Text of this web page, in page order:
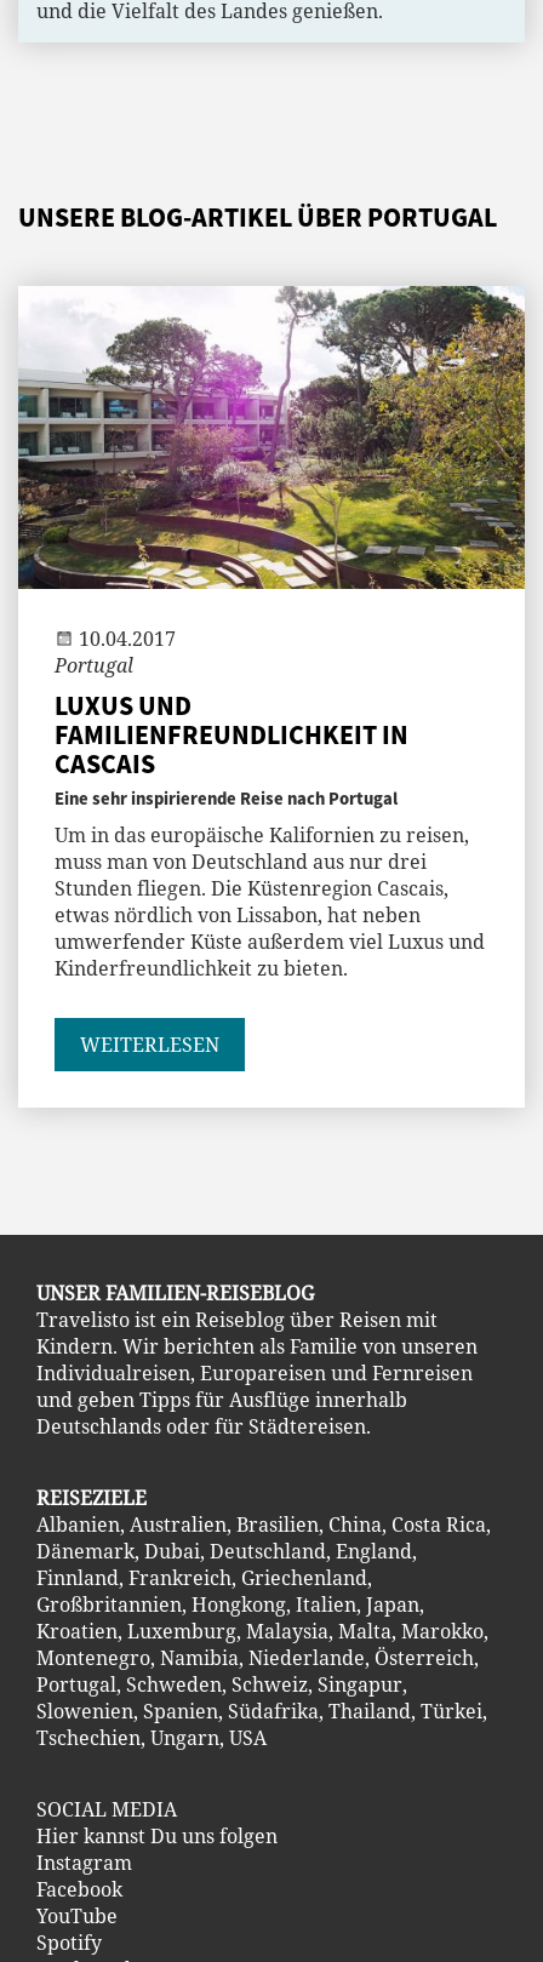
und die Vielfalt des Landes genießen.
UNSERE BLOG-ARTIKEL ÜBER PORTUGAL
Jenny
10.04.2017
Portugal
LUXUS UND
FAMILIENFREUNDLICHKEIT IN
CASCAIS
Eine sehr inspirierende Reise nach Portugal
Um in das europäische Kalifornien zu reisen,
muss man von Deutschland aus nur drei
Stunden fliegen. Die Küstenregion Cascais,
etwas nördlich von Lissabon, hat neben
umwerfender Küste außerdem viel Luxus und
Kinderfreundlichkeit zu bieten.
WEITERLESEN
UNSER FAMILIEN-REISEBLOG
Travelisto ist ein Reiseblog über Reisen mit
Kindern. Wir berichten als Familie von unseren
Individualreisen, Europareisen und Fernreisen
und geben Tipps für Ausflüge innerhalb
Deutschlands oder für Städtereisen.
REISEZIELE
Albanien, Australien, Brasilien, China, Costa Rica,
Dänemark, Dubai, Deutschland, England,
Finnland, Frankreich, Griechenland,
Großbritannien, Hongkong, Italien, Japan,
Kroatien, Luxemburg, Malaysia, Malta, Marokko,
Montenegro, Namibia, Niederlande, Österreich,
Portugal, Schweden, Schweiz, Singapur,
Slowenien, Spanien, Südafrika, Thailand, Türkei,
Tschechien, Ungarn, USA
SOCIAL MEDIA
Hier kannst Du uns folgen
Instagram
Facebook
YouTube
Spotify